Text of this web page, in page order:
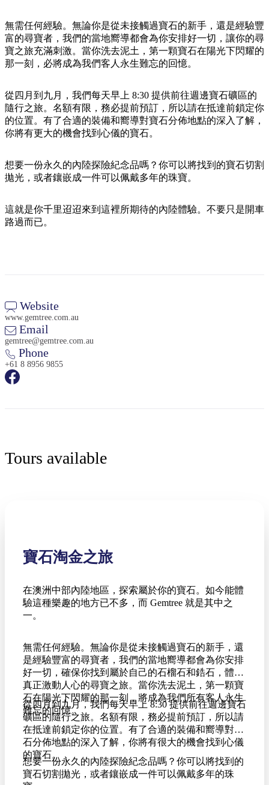
地
區
探
索
的
旅
行
具
尋:
Sign
無需任何經驗。無論你是從未接觸過寶石的新手，還是經驗豐
富的尋寶者，我們的當地嚮導都會為你安排好一切，讓你的尋
寶之旅充滿刺激。當你洗去泥土，第一顆寶石在陽光下閃耀的
那一刻，必將成為我們客人永生難忘的回憶。
從四月到九月，我們每天早上 8:30 提供前往週邊寶石礦區的
隨行之旅。名額有限，務必提前預訂，所以請在抵達前鎖定你
的位置。有了合適的裝備和嚮導對寶石分佈地點的深入了解，
你將有更大的機會找到心儀的寶石。
想要一份永久的內陸探險紀念品嗎？你可以將找到的寶石切割
拋光，或者鑲嵌成一件可以佩戴多年的珠寶。
這就是你千里迢迢來到這裡所期待的內陸體驗。不要只是開車
路過而已。
Website
www.gemtree.com.au
Email
gemtree@gemtree.com.au
Phone
+61 8 8956 9855
Tours available
寶石淘金之旅
在澳洲中部內陸地區，探索屬於你的寶石。如今能體
驗這種樂趣的地方已不多，而 Gemtree 就是其中之
一。
無需任何經驗。無論你是從未接觸過寶石的新手，還
是經驗豐富的尋寶者，我們的當地嚮導都會為你安排
好一切，確保你找到屬於自己的石榴石和鋯石，體驗
真正激動人心的尋寶之旅。當你洗去泥土，第一顆寶
石在陽光下閃耀的那一刻，將成為我們所有客人永生
難忘的回憶。
從四月到九月，我們每天早上 8:30 提供前往週邊寶石
礦區的隨行之旅。名額有限，務必提前預訂，所以請
在抵達前鎖定你的位置。有了合適的裝備和嚮導對寶
石分佈地點的深入了解，你將有很大的機會找到心儀
的寶石。
想要一份永久的內陸探險紀念品嗎？你可以將找到的
寶石切割拋光，或者鑲嵌成一件可以佩戴多年的珠